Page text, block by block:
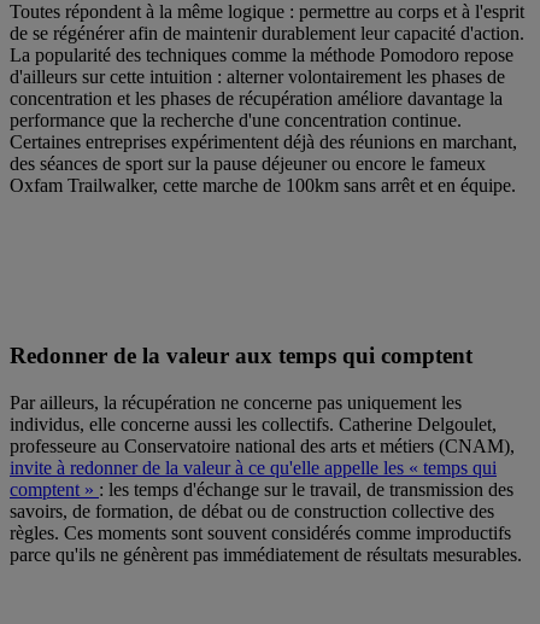
Toutes répondent à la même logique : permettre au corps et à l'esprit
de se régénérer afin de maintenir durablement leur capacité d'action.
La popularité des techniques comme la méthode Pomodoro repose
d'ailleurs sur cette intuition : alterner volontairement les phases de
concentration et les phases de récupération améliore davantage la
performance que la recherche d'une concentration continue.
Certaines entreprises expérimentent déjà des réunions en marchant,
des séances de sport sur la pause déjeuner ou encore le fameux
Oxfam Trailwalker, cette marche de 100km sans arrêt et en équipe.
Redonner de la valeur aux temps qui comptent
Par ailleurs, la récupération ne concerne pas uniquement les
individus, elle concerne aussi les collectifs. Catherine Delgoulet,
professeure au Conservatoire national des arts et métiers (CNAM),
invite à redonner de la valeur à ce qu'elle appelle les « temps qui
comptent » : les temps d'échange sur le travail, de transmission des
savoirs, de formation, de débat ou de construction collective des
règles. Ces moments sont souvent considérés comme improductifs
parce qu'ils ne génèrent pas immédiatement de résultats mesurables.